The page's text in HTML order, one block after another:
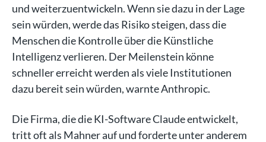
und weiterzuentwickeln. Wenn sie dazu in der Lage
sein würden, werde das Risiko steigen, dass die
Menschen die Kontrolle über die Künstliche
Intelligenz verlieren. Der Meilenstein könne
schneller erreicht werden als viele Institutionen
dazu bereit sein würden, warnte Anthropic.
Die Firma, die die KI-Software Claude entwickelt,
tritt oft als Mahner auf und forderte unter anderem